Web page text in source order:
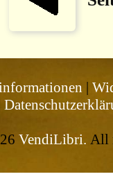
|
VendiLibri. All